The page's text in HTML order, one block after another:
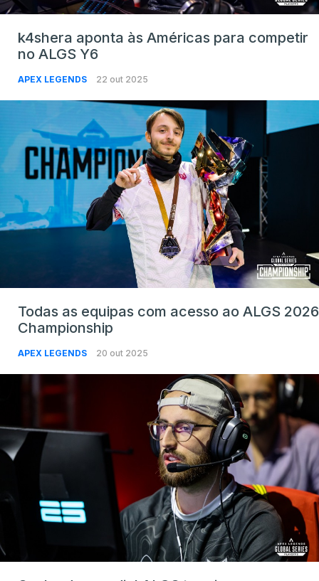
k4shera aponta às Américas para competir
no ALGS Y6
APEX LEGENDS 22 out 2025
Todas as equipas com acesso ao ALGS 2026
Championship
APEX LEGENDS 20 out 2025